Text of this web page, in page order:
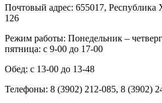
Почтовый адрес: 655017, Республика
126
Режим работы: Понедельник –
пятница: с 9-00 до 17-00
Обед: с 13-00 до 13-48
Телефоны: 8 (3902) 212-085, 8 (3902)